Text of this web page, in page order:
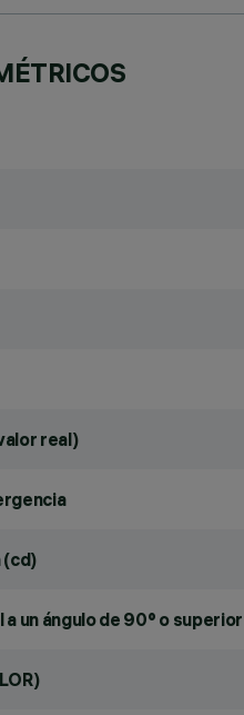
real)
(cd)
un ángulo de 90° o